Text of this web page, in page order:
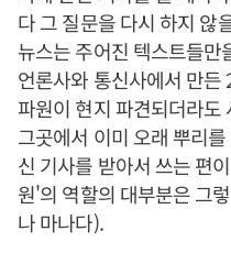
다 그 질문을 다시 하지 않
뉴스는 주어진 텍스트들
언론사와 통신사에서 만
파원이 현지 파견되더라도
그곳에서 이미 오래 뿌리
신 기사를 받아서 쓰는 편
원'의 역할의 대부분은 그
나 마나다).